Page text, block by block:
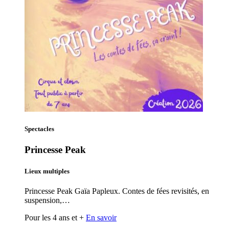
Spectacles
Princesse Peak
Lieux multiples
Princesse Peak Gaïa Papleux. Contes de fées revisités, en
suspension,…
Pour les 4 ans et + En savoir